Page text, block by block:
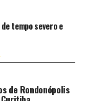
em carreta em
campanha Minha
tempo severo e
de Rondonópolis